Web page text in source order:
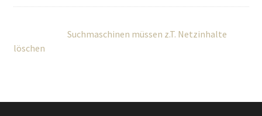
Suchmaschinen müssen z.T. Netzinhalte
löschen